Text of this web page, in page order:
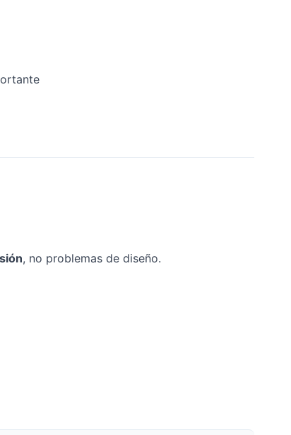
, no problemas de diseño.